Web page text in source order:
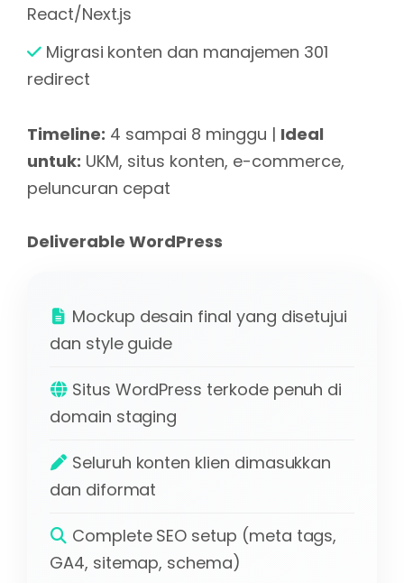
React/Next.js
Migrasi konten dan manajemen 301
redirect
Timeline: 4 sampai 8 minggu | Ideal
untuk: UKM, situs konten, e-commerce,
peluncuran cepat
Deliverable WordPress
Mockup desain final yang disetujui
dan style guide
Situs WordPress terkode penuh di
domain staging
Seluruh konten klien dimasukkan
dan diformat
Complete SEO setup (meta tags,
GA4, sitemap, schema)